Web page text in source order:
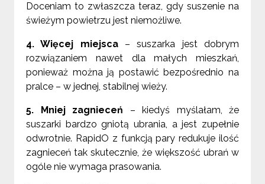
Doceniam to zwłaszcza teraz, gdy suszenie na
świeżym powietrzu jest niemożliwe.
4. Więcej miejsca– suszarka jest dobrym
rozwiązaniem nawet dla małych mieszkań,
ponieważ można ją postawić bezpośrednio na
pralce – w jednej, stabilnej wieży.
5. Mniej zagnieceń – kiedyś myślałam, że
suszarki bardzo gniotą ubrania, a jest zupełnie
odwrotnie. RapidO z funkcją pary redukuje ilość
zagnieceń tak skutecznie, że większość ubrań w
ogóle nie wymaga prasowania.